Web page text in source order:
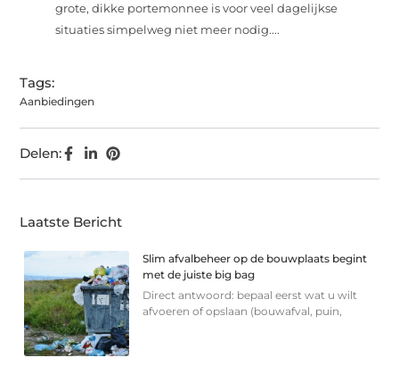
grote, dikke portemonnee is voor veel dagelijkse
situaties simpelweg niet meer nodig....
Tags:
Aanbiedingen
Delen:
Laatste Bericht
Slim afvalbeheer op de bouwplaats begint
met de juiste big bag
Direct antwoord: bepaal eerst wat u wilt
afvoeren of opslaan (bouwafval, puin,